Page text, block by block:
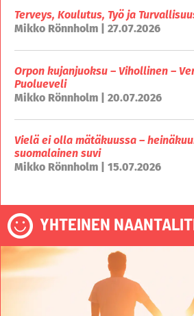
Terveys, Koulutus, Työ ja
Mikko Rönnholm | 27.07.2026
Orpon kujanjuoksu – Vihollinen –
Puolueveli
Mikko Rönnholm | 20.07.2026
Vielä ei olla mätäkuussa –
suomalainen suvi
Mikko Rönnholm | 15.07.2026
YHTEINEN